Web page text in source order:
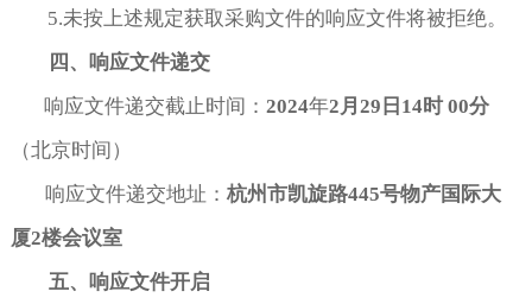
5.未按上述规定获取采购文件的响应文件将被拒绝。
四、响应文件递交
响应文件递交截止时间：2024年2 月29 日 14时00分
（北京时间）
响应文件递交地址：杭州市凯旋路445号物产国际大
厦2楼会议室
五、响应文件开启